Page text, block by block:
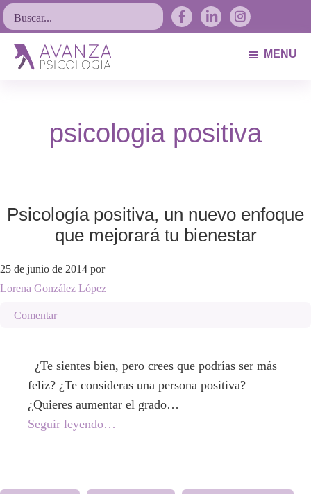
Saltar
a
navegación
Saltar
al
contenido
principal
Saltar
al
pie
Buscar...
Asturias
MENU
psicologia positiva
Psicología positiva, un nuevo enfoque
que mejorará tu bienestar
25 de junio de 2014 por
Lorena González López
Comentar
¿Te sientes bien, pero crees que podrías ser más
feliz? ¿Te consideras una persona positiva?
¿Quieres aumentar el grado…
Seguir leyendo…